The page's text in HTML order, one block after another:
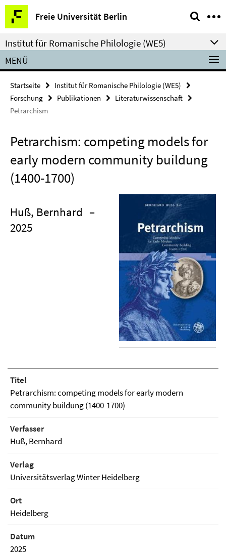
Springe
direkt
zu
Inhalt
Freie Universität Berlin
Service-
Navigation
Institut für Romanische Philologie (WE5)
MENÜ
Startseite
Institut für Romanische Philologie (WE5)
Forschung
Publikationen
Literaturwissenschaft
Petrarchism
Petrarchism: competing models for
early modern community buildung
(1400-1700)
Huß, Bernhard –
2025
Titel
Petrarchism: competing models for early modern
community buildung (1400-1700)
Verfasser
Huß, Bernhard
Verlag
Universitätsverlag Winter Heidelberg
Ort
Heidelberg
Datum
2025